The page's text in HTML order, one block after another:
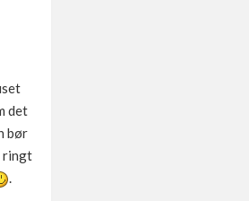
det
bør
ringt
.